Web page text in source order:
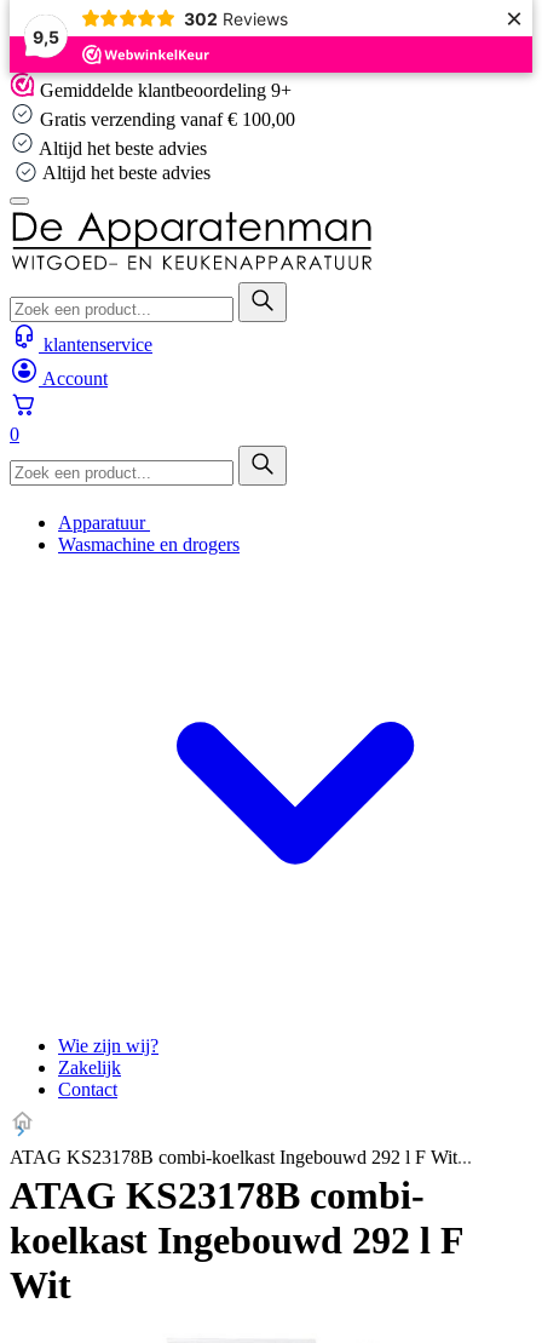
9,5
302 Reviews ×
Skip
to
content
Gemiddelde klantbeoordeling 9+
Gratis verzending vanaf € 100,00
Altijd het beste advies
Altijd het beste advies
klantenservice
Account
0
Apparatuur
Wasmachine en drogers
Wie zijn wij?
Zakelijk
Contact
ATAG KS23178B combi-koelkast Ingebouwd 292 l F Wit
ATAG KS23178B combi-
koelkast Ingebouwd 292 l F
Wit